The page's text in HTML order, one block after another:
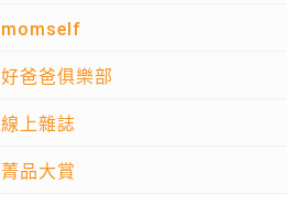
momself
好爸爸俱樂部
線上雜誌
菁品大賞